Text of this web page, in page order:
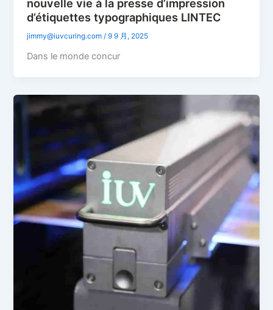
nouvelle vie à la presse d’impression
d’étiquettes typographiques LINTEC
jimmy@iuvcuring.com/9 9 月, 2025
Dans le monde concur